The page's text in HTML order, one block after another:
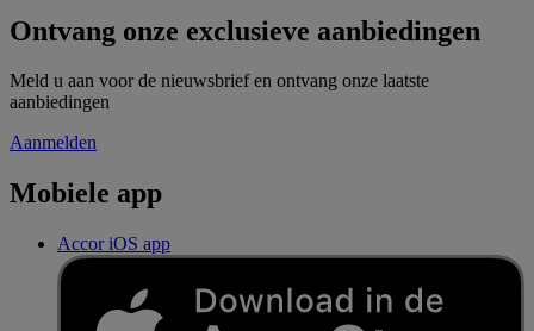
Ontvang onze exclusieve aanbiedingen
Meld u aan voor de nieuwsbrief en ontvang onze laatste
aanbiedingen
Aanmelden
Mobiele app
Accor iOS app